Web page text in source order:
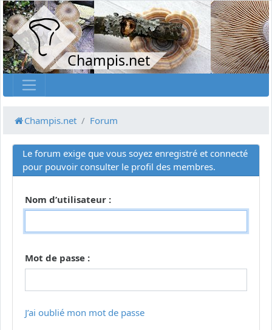
Champis.net
Champis.net Forum
Le forum exige que vous soyez enregistré et connecté
pour pouvoir consulter le profil des membres.
Nom d’utilisateur :
Mot de passe :
J’ai oublié mon mot de passe